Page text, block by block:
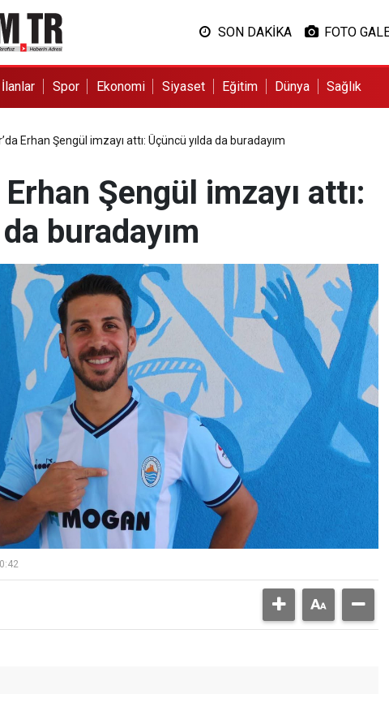
SON DAKİKA FOTO
Spor Ekonomi Siyaset Eğitim Dünya Sağlık
Erhan Şengül imzayı attı: Üçüncü yılda da buradayım
Şengül imzayı attı:
buradayım